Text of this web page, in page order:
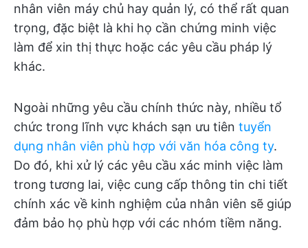
nhân viên máy chủ hay quản lý, có thể rất quan
trọng, đặc biệt là khi họ cần chứng minh việc
làm để xin thị thực hoặc các yêu cầu pháp lý
khác.
Ngoài những yêu cầu chính thức này, nhiều tổ
chức trong lĩnh vực khách sạn ưu tiên tuyển
dụng nhân viên phù hợp với văn hóa công ty.
Do đó, khi xử lý các yêu cầu xác minh việc làm
trong tương lai, việc cung cấp thông tin chi tiết
chính xác về kinh nghiệm của nhân viên sẽ giúp
đảm bảo họ phù hợp với các nhóm tiềm năng.